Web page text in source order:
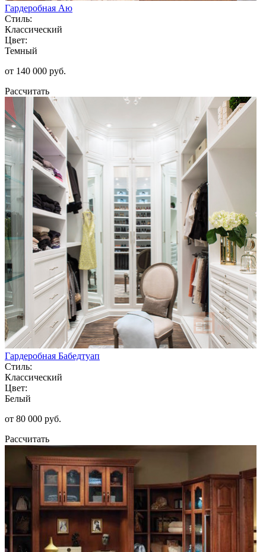
Гардеробная Аю
Стиль:
Классический
Цвет:
Темный
от 140 000 руб.
Рассчитать
Гардеробная Бабедтуап
Стиль:
Классический
Цвет:
Белый
от 80 000 руб.
Рассчитать